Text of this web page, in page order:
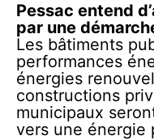
Pessac entend
par une
Les bâtiments
performances
énergies
constructions
municipaux
vers une énergie